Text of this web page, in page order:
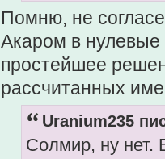
Помню, не
Акаром в нулевые
простейшее
рассчитанных
Uranium235
Солмир, ну нет.